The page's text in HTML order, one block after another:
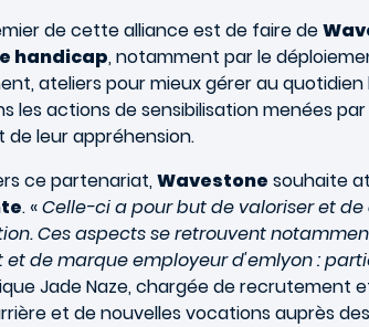
de cette alliance est de faire de
handicap, notamment par le
ateliers pour mieux gérer au
les actions de sensibilisation menées
de leur appréhension.
ce partenariat,Wavestone souhaite
. «Celle-ci a pour but de valoriser et
Ces aspects se retrouvent
de marque employeur d'emlyon :
Jade Naze, chargée de recrutement
et de nouvelles vocations auprès